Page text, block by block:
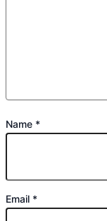
Name *
Email *